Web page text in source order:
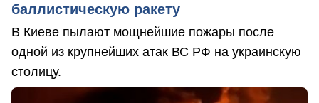
баллистическую ракету
В Киеве пылают мощнейшие пожары после
одной из крупнейших атак ВС РФ на украинскую
столицу.